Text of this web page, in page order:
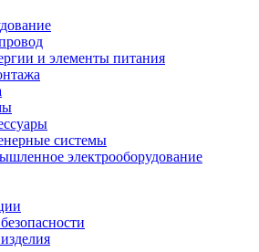
и элементы питания
системы
электрооборудование